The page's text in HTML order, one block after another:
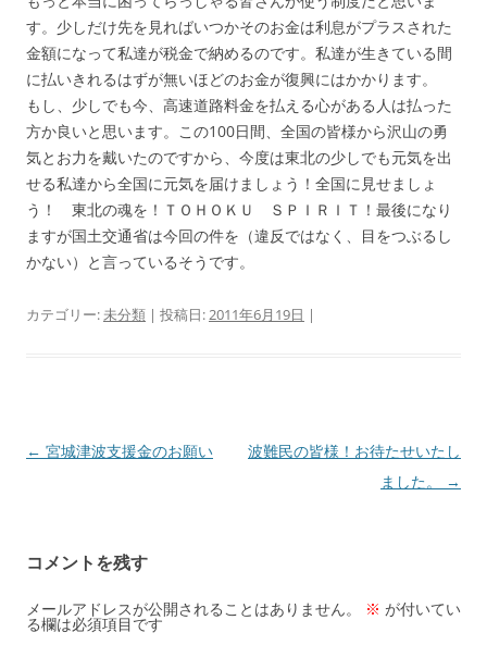
す。少しだけ先を見ればいつかそのお金は利息がプラスされた
金額になって私達が税金で納めるのです。私達が生きている間
に払いきれるはずが無いほどのお金が復興にはかかります。
もし、少しでも今、高速道路料金を払える心がある人は払った
方か良いと思います。この100日間、全国の皆様から沢山の勇
気とお力を戴いたのですから、今度は東北の少しでも元気を出
せる私達から全国に元気を届けましょう！全国に見せましょ
う！ 東北の魂を！ＴＯＨＯＫＵ ＳＰＩＲＩＴ！最後になり
ますが国土交通省は今回の件を（違反ではなく、目をつぶるし
かない）と言っているそうです。
カテゴリー:未分類 | 投稿日:2011年6月19日 |
投
ゲ
ー
シ
← 宮城津波支援金のお願い
波難民の皆様！お待たせいたし
ました。
→
コメントを残す
メールアドレスが公開されることはありません。 ※ が付いてい
る欄は必須項目です